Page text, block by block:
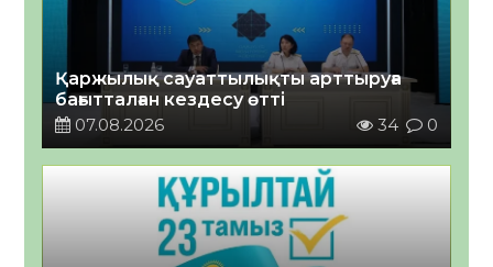
Қаржылық сауаттылықты арттыруға
бағытталған кездесу өтті
07.08.2026
34 0